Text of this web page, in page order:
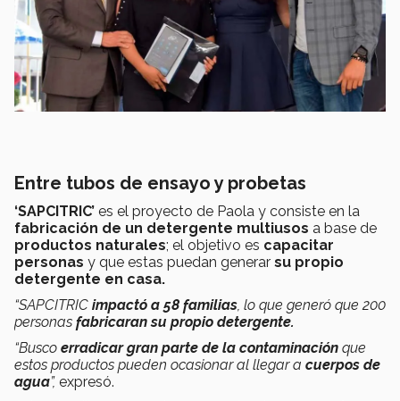
Entre tubos de ensayo y probetas
‘SAPCITRIC’ es el proyecto de Paola y consiste en la
fabricación de un detergente multiusos a base de
productos naturales; el objetivo es capacitar
personas y que estas puedan generar su propio
detergente en casa.
“SAPCITRIC impactó a 58 familias, lo que generó que 200
personas fabricaran su propio detergente.
“Busco erradicar gran parte de la contaminación que
estos productos pueden ocasionar al llegar a cuerpos de
agua”, expresó.